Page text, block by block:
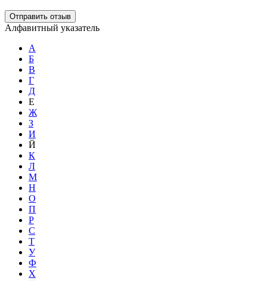
Отправить отзыв
Алфавитный указатель
А
Б
В
Г
Д
Е
Ж
З
И
Й
К
Л
М
Н
О
П
Р
С
Т
У
Ф
Х